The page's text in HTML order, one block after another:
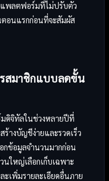
พลตฟอร์มที่ไม่ปรับตัว
อนแรกก่อนที่จะสัมผัส
สมาชิกแบบลดขั้น
ดิจิทัลในช่วงหลายปีที่
างบัญชีง่ายและรวดเร็ว
กข้อมูลจำนวนมากก่อน
นใหญ่เลือกเก็บเฉพาะ
เพิ่มรายละเอียดอื่นภาย